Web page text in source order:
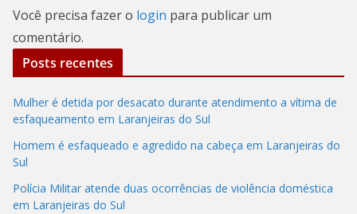
Você precisa fazer o login para publicar um
comentário.
Posts recentes
Mulher é detida por desacato durante atendimento a vítima de
esfaqueamento em Laranjeiras do Sul
Homem é esfaqueado e agredido na cabeça em Laranjeiras do
Sul
Polícia Militar atende duas ocorrências de violência doméstica
em Laranjeiras do Sul